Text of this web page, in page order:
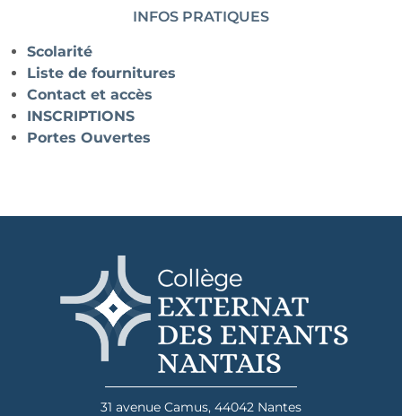
INFOS PRATIQUES
Scolarité
Liste de fournitures
Contact et accès
INSCRIPTIONS
Portes Ouvertes
31 avenue Camus, 44042 Nantes